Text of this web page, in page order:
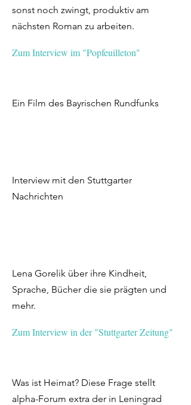
sonst noch zwingt, produktiv am
nächsten Roman zu arbeiten.
Zum Interview im "Popfeuilleton"
Ein Film des Bayrischen Rundfunks
Interview mit den Stuttgarter
Nachrichten
Lena Gorelik über ihre Kindheit,
Sprache, Bücher die sie prägten und
mehr.
Zum Interview in der "Stuttgarter Zeitung"
Was ist Heimat? Diese Frage stellt
alpha-Forum extra der in Leningrad